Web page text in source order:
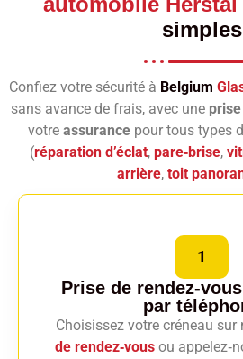
simples
Confiez votre sécurité à Belgium
sans avance de frais, avec une
votre assurancepour tous types
(réparation d’éclat, pare‑brise,
arrière, toit
1
Prise de rendez-
par
Choisissez votre créneau sur
de rendez‑vousou